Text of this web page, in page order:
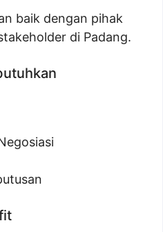
baik dengan pihak
di Padang.